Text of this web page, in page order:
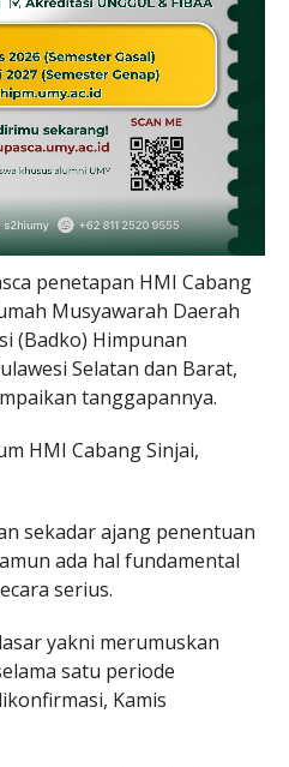
penetapan HMI Cabang
Musyawarah Daerah
(Badko) Himpunan
Selatan dan Barat,
tanggapannya.
HMI Cabang Sinjai,
sekadar ajang penentuan
ada hal fundamental
serius.
yakni merumuskan
satu periode
Kamis